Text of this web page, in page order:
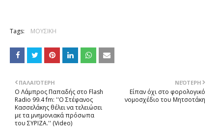
Tags: ΜΟΥΣΙΚΗ
ΝΕΌΤΕΡΗ
Είπαν όχι στο φορολογικό
νομοσχέδιο του Μητσοτάκη
ΠΑΛΑΙΌΤΕΡΗ
Ο Λάμπρος Παπαδής στο Flash
Radio 99.4 fm: ''Ο Στέφανος
Κασσελάκης θέλει να τελειώσει
με τα μνημονιακά πρόσωπα
του ΣΥΡΙΖΑ.'' (Video)